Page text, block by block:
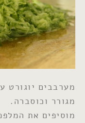
מערבבים יוגורט
מגורר וכוסברה.
מוסיפים את